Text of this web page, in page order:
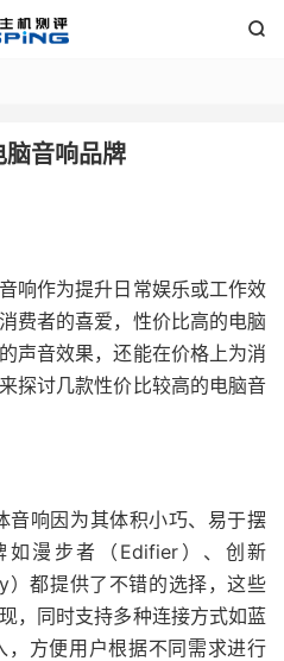

音响品牌
响作为提升日常娱乐或工作效
费者的喜爱，性价比高的电脑
声音效果，还能在价格上为消
探讨几款性价比较高的电脑音
音响因为其体积小巧、易于摆
漫步者（Edifier）、创新
）都提供了不错的选择，这些
，同时支持多种连接方式如蓝
，方便用户根据不同需求进行